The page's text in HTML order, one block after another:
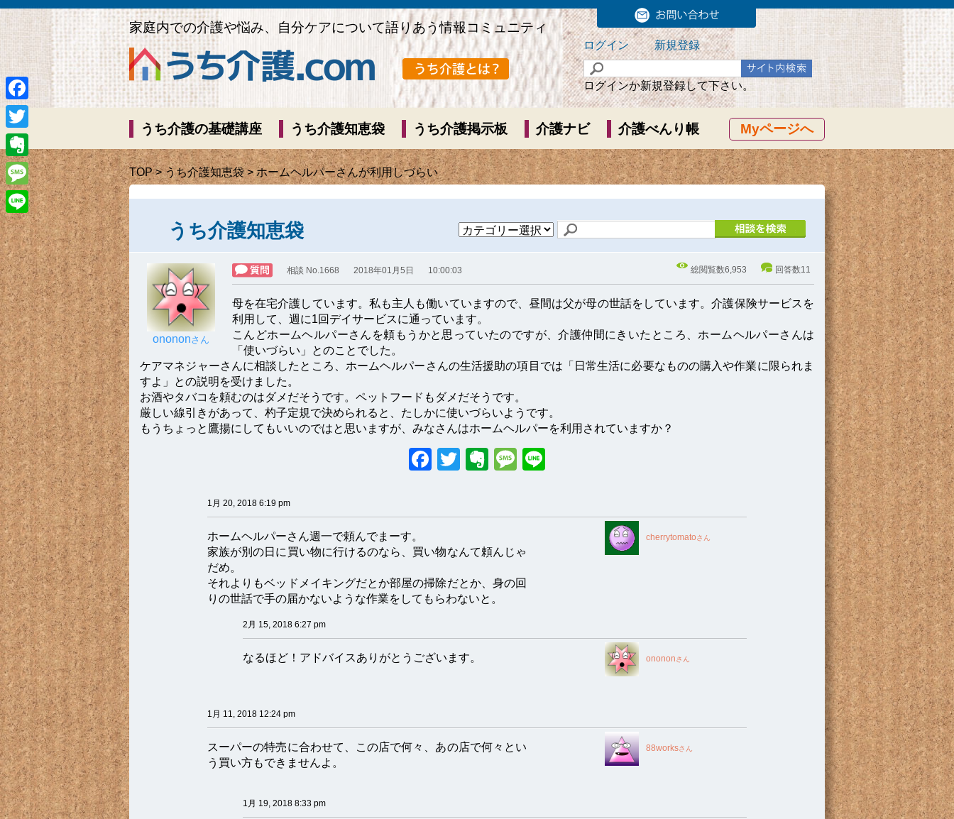
家庭内での介護や悩み、自分ケアについて語りあう情報コミュニティ
ログイン 新規登録
ログインか新規登録して下さい。
Myページへ
うち介護の基礎講座 うち介護知恵袋 うち介護掲示板 介護ナビ 介護べんり帳
TOP>うち介護知恵袋> ホームヘルパーさんが利用しづらい
うち介護知恵袋
onononさん
相談 No.1668 2018年01月5日 10:00:03
母を在宅介護しています。私も主人も働いていますので、昼間は父が母の世話をしています。介護保険サービスを
利用して、週に1回デイサービスに通っています。
こんどホームヘルパーさんを頼もうかと思っていたのですが、介護仲間にきいたところ、ホームヘルパーさんは
「使いづらい」とのことでした。
ケアマネジャーさんに相談したところ、ホームヘルパーさんの生活援助の項目では「日常生活に必要なものの購入や作業に限られま
すよ」との説明を受けました。
お酒やタバコを頼むのはダメだそうです。ペットフードもダメだそうです。
厳しい線引きがあって、杓子定規で決められると、たしかに使いづらいようです。
もうちょっと鷹揚にしてもいいのではと思いますが、みなさんはホームヘルパーを利用されていますか？
Facebook
Twitter
Evernote
Message
総閲覧数6,953 回答数11
1月 20, 2018 6:19 pm
cherrytomatoさん
ホームヘルパーさん週一で頼んでまーす。
家族が別の日に買い物に行けるのなら、買い物なんて頼んじゃ
だめ。
それよりもベッドメイキングだとか部屋の掃除だとか、身の回
りの世話で手の届かないような作業をしてもらわないと。
2月 15, 2018 6:27 pm
onononさん
なるほど！アドバイスありがとうございます。
1月 11, 2018 12:24 pm
88worksさん
スーパーの特売に合わせて、この店で何々、あの店で何々とい
う買い方もできませんよ。
1月 19, 2018 8:33 pm
Facebook
Twitter
Evernote
Message
Line